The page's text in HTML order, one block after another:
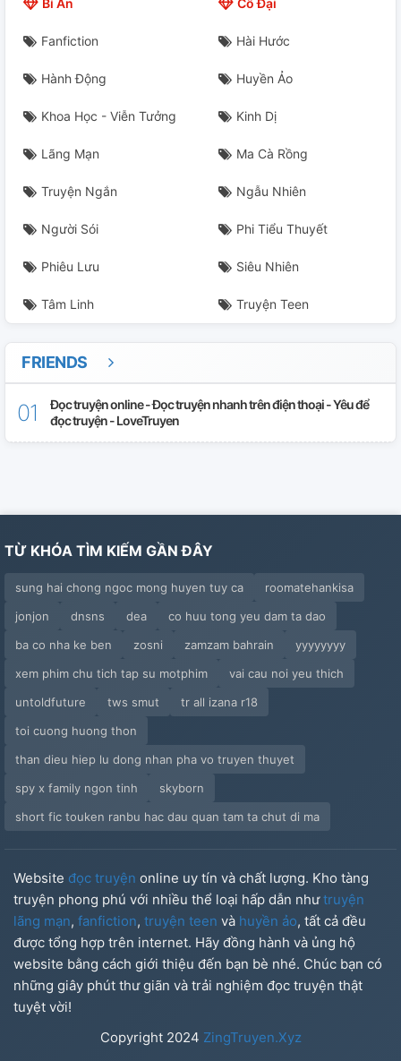
Chương 26
Chương 27 ( End)
Cảm Ơn
Truyện Mới Nhá
Bí Ẩn Cổ Đại
Fanfiction Hài Hước
Hành Động Huyền Ảo
Khoa Học - Viễn Tưởng Kinh Dị
Lãng Mạn Ma Cà Rồng
Truyện Ngắn Ngẫu Nhiên
Người Sói Phi Tiểu Thuyết
Phiêu Lưu Siêu Nhiên
Tâm Linh Truyện Teen
FRIENDS
Đọc truyện online - Đọc truyện nhanh trên điện thoại - Yêu để
đọc truyện - LoveTruyen
TỪ KHÓA TÌM KIẾM GẦN ĐÂY
sung hai chong ngoc mong huyen tuy ca
roomatehankisa
jonjon
dnsns dea
co huu tong yeu dam ta dao
ba co nha ke ben
zosni zamzam bahrain
yyyyyyyy
xem phim chu tich tap su motphim
vai cau noi yeu thich
untoldfuture
tws smut
tr all izana r18
toi cuong huong thon
than dieu hiep lu dong nhan pha vo truyen thuyet
spy x family ngon tinh
skyborn
short fic touken ranbu hac dau quan tam ta chut di ma
Website đọc truyện online uy tín và chất lượng. Kho tàng
truyện phong phú với nhiều thể loại hấp dẫn nhưtruyện
lãng mạn, fanfiction, truyện teen và huyền ảo, tất cả đều
được tổng hợp trên internet. Hãy đồng hành và ủng hộ
website bằng cách giới thiệu đến bạn bè nhé. Chúc bạn có
những giây phút thư giãn và trải nghiệm đọc truyện thật
tuyệt vời!
Copyright 2024 ZingTruyen.Xyz